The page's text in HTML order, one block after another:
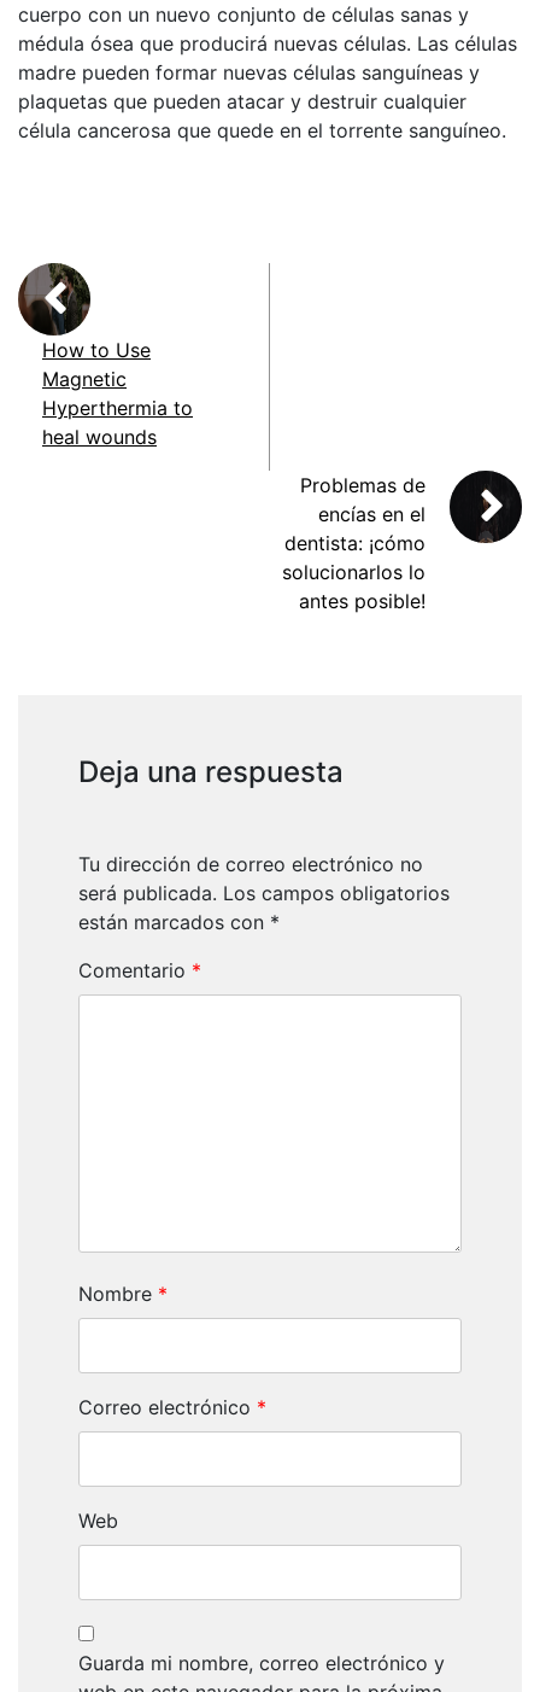
cuerpo con un nuevo conjunto de células sanas y
médula ósea que producirá nuevas células. Las células
madre pueden formar nuevas células sanguíneas y
plaquetas que pueden atacar y destruir cualquier
célula cancerosa que quede en el torrente sanguíneo.
How to Use
Magnetic
Hyperthermia to
heal wounds
Problemas de
encías en el
dentista: ¡cómo
solucionarlos lo
antes posible!
Deja una respuesta
Tu dirección de correo electrónico no
será publicada. Los campos obligatorios
están marcados con *
Comentario *
Nombre *
Correo electrónico *
Web
Guarda mi nombre, correo electrónico y